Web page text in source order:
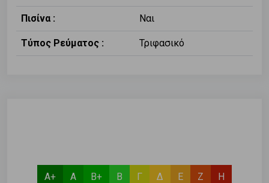
Πισίνα : Ναι
Τύπος Ρεύματος : Τριφασικό
Α+ Α Β+ Β Γ Δ Ε Ζ Η